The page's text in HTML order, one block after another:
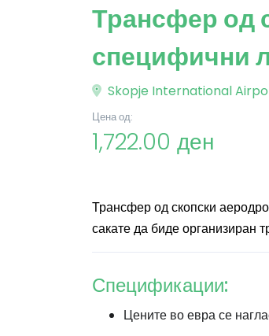
Трансфер од
специфични
Skopje International
Цена од:
1,722.00 ден
Трансфер од скопски
сакате да биде организиран
Спецификации:
Цените во евра се